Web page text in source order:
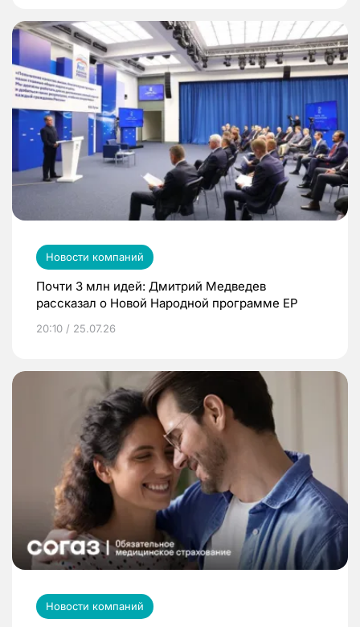
Новости компаний
Почти 3 млн идей: Дмитрий Медведев
рассказал о Новой Народной программе ЕР
20:10 / 25.07.26
Новости компаний